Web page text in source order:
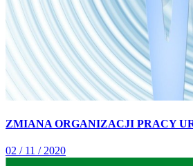
ZMIANA ORGANIZACJI PRACY
02 / 11 / 2020